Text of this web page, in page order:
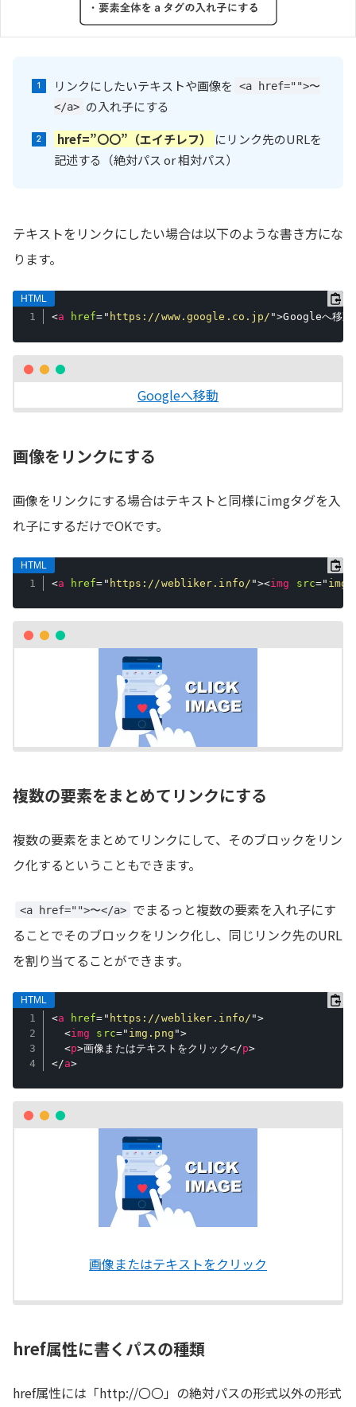
リンクにしたいテキストや画像を
<a href="">〜
</a> の入れ子にする
href=”〇〇”（エイチレフ）
にリンク先のURLを
記述する（絶対パス or 相対パス）
テキストをリンクにしたい場合は以下のような書き方にな
ります。
<a href= " https://www.google.co.jp/ ">Googleへ移動
Googleへ移動
画像をリンクにする
画像をリンクにする場合はテキストと同様にimgタグを入
れ子にするだけでOKです。
<a href= " https://webliker.info/ "><img src="
複数の要素をまとめてリンクにする
複数の要素をまとめてリンクにして、そのブロックをリン
ク化するということもできます。
<a href="">〜</a> でまるっと複数の要素を入れ子にす
ることでそのブロックをリンク化し、同じリンク先のURL
を割り当てることができます。
<a href= " https://webliker.info/ ">
<img src=" img.png ">
<p>画像またはテキストをクリック</p>
</a>
画像またはテキストをクリック
href属性に書くパスの種類
href属性には「http://〇〇」の絶対パスの形式以外の形式